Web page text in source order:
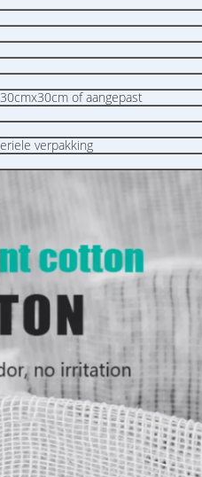
of aangepast
verpakking